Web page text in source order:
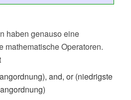
haben genauso eine
mathematische Operatoren.
and, or (niedrigste